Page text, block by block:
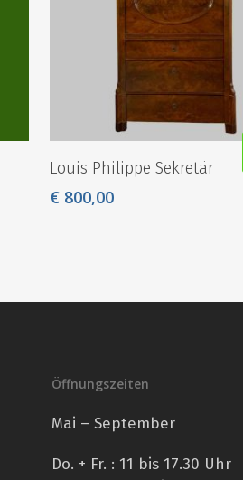
Louis Philippe Sekretär
€ 800,00
Öffnungszeiten
Mai – September
Do. + Fr. : 11 bis 17.30 Uhr